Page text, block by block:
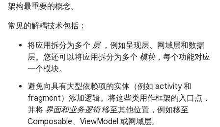
架构最重要的概念。
常见的解耦技术包括：
将应用拆分为多个 层，例如呈现层、网域层和数据
层。您还可以将应用拆分为多个 模块，每个功能对应
一个模块。
避免向具有大型依赖项的实体（例如 activity 和
fragment）添加逻辑。将这些类用作框架的入口点，
并将 界面和业务逻辑移至其他位置，例如移至
Composable、ViewModel 或网域层。